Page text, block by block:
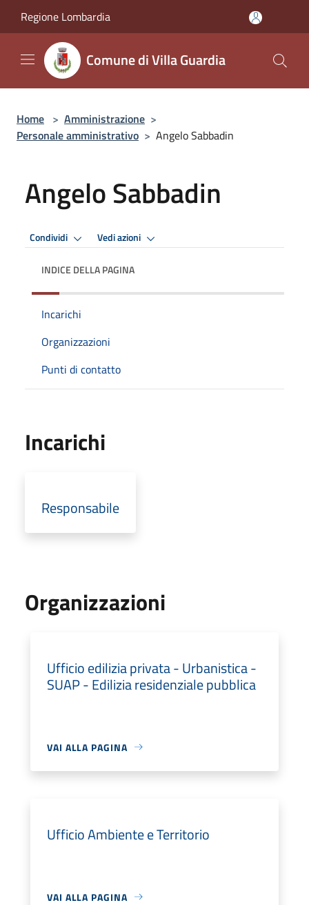
Regione Lombardia
Comune di Villa Guardia
Home > Amministrazione >
Personale amministrativo > Angelo Sabbadin
Angelo Sabbadin
Condividi Vedi azioni
INDICE DELLA PAGINA
Incarichi
Organizzazioni
Punti di contatto
Incarichi
Responsabile
Organizzazioni
Ufficio edilizia privata - Urbanistica -
SUAP - Edilizia residenziale pubblica
VAI ALLA PAGINA
Ufficio Ambiente e Territorio
VAI ALLA PAGINA